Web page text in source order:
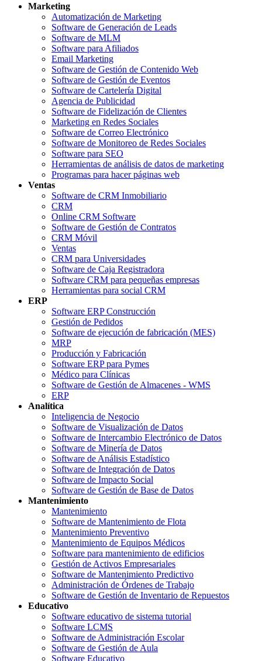
Marketing
Automatización de Marketing
Software de Generación de Leads
Software de MLM
Software para Afiliados
Email Marketing
Software de Gestión de Contenido Web
Software de Gestión de Eventos
Software de Cartelería Digital
Agencia de Publicidad
Software de Fidelización de Clientes
Marketing en Redes Sociales
Software de Correo Electrónico
Software de Monitoreo de Redes Sociales
Software para SEO
Herramientas de análisis de datos de marketing
Programas para hacer páginas web
Ventas
Software de CRM Inmobiliario
CRM
Online CRM Software
Software de Gestión de Contratos
CRM Móvil
Ventas
CRM para Universidades
Software de Caja Registradora
Software CRM para pequeñas empresas
Herramientas para social CRM
ERP
Software ERP Construcción
Gestión de Pedidos
Software de ejecución de fabricación (MES)
MRP
Producción y Fabricación
Software ERP para Pymes
Médico para Clínicas
Software de Gestión de Almacenes - WMS
ERP
Analítica
Inteligencia de Negocio
Software de Visualización de Datos
Software de Intercambio Electrónico de Datos
Software de Minería de Datos
Software de Análisis Estadístico
Software de Integración de Datos
Software de Impacto Social
Software de Gestión de Base de Datos
Mantenimiento
Mantenimiento
Software de Mantenimiento de Flota
Mantenimiento Preventivo
Mantenimiento de Equipos Médicos
Software para mantenimiento de edificios
Gestión de Activos Empresariales
Software de Mantenimiento Predictivo
Administración de Órdenes de Trabajo
Software de Gestión de Inventario de Repuestos
Educativo
Software educativo de sistema tutorial
Software LCMS
Software de Administración Escolar
Software de Gestión de Aula
Software Educativo